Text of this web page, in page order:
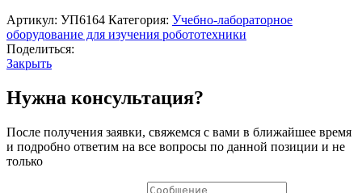
Артикул: УП6164 Категория: Учебно-лабораторное
оборудование для изучения робототехники
Поделиться:
Закрыть
Нужна консультация?
После получения заявки, свяжемся с вами в ближайшее время
и подробно ответим на все вопросы по данной позиции и не
только